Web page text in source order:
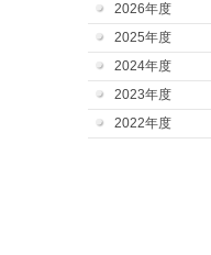
2026年度
2025年度
2024年度
2023年度
2022年度